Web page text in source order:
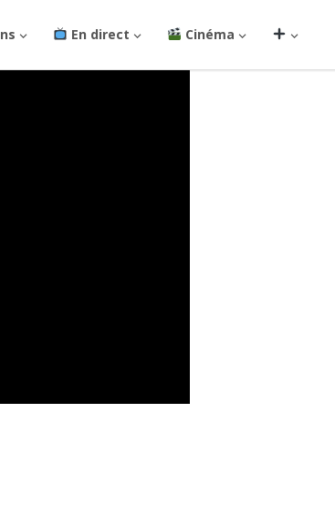
En direct Cinéma